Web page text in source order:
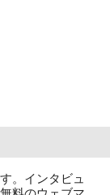
。インタビュ